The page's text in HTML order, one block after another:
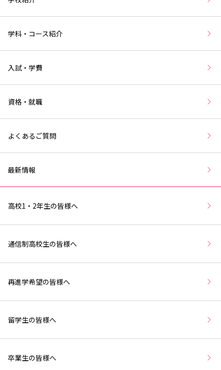
学科・コース紹介
入試・学費
資格・就職
よくあるご質問
最新情報
高校1・2年生の皆様へ
通信制高校生の皆様へ
再進学希望の皆様へ
留学生の皆様へ
卒業生の皆様へ